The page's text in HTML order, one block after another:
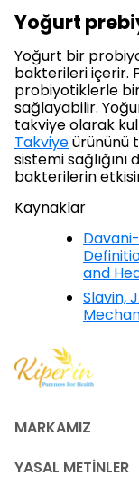
Yoğurt
Yoğurt bir
bakterileri içerir.
probiyotiklerle
sağlayabilir.
takviye olarak
Takviyeürününü
sistemi
bakterilerin
Kaynaklar
and
Slavin,
MARKAMIZ
YASAL METİNLER